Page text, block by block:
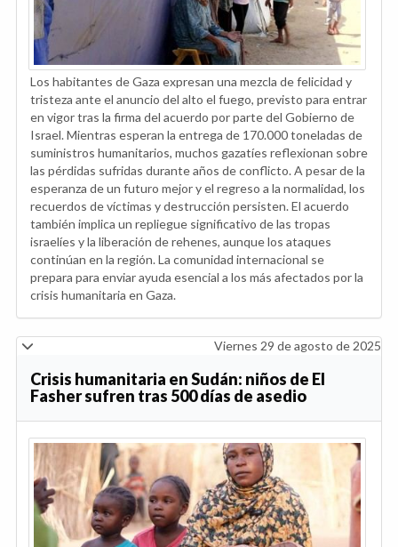
Los habitantes de Gaza expresan una mezcla de felicidad y
tristeza ante el anuncio del alto el fuego, previsto para entrar
en vigor tras la firma del acuerdo por parte del Gobierno de
Israel. Mientras esperan la entrega de 170.000 toneladas de
suministros humanitarios, muchos gazatíes reflexionan sobre
las pérdidas sufridas durante años de conflicto. A pesar de la
esperanza de un futuro mejor y el regreso a la normalidad, los
recuerdos de víctimas y destrucción persisten. El acuerdo
también implica un repliegue significativo de las tropas
israelíes y la liberación de rehenes, aunque los ataques
continúan en la región. La comunidad internacional se
prepara para enviar ayuda esencial a los más afectados por la
crisis humanitaria en Gaza.
Viernes 29 de agosto de 2025
Crisis humanitaria en Sudán: niños de El
Fasher sufren tras 500 días de asedio